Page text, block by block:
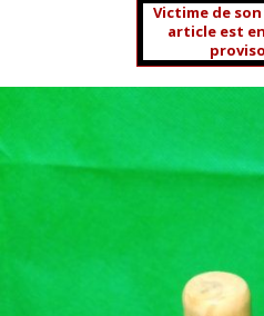
Victime de
article est